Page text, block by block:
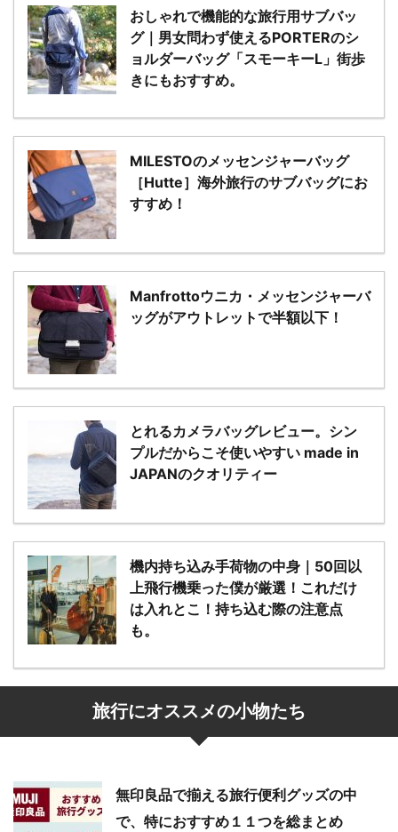
おしゃれで機能的な旅行用サブバッ
グ｜男女問わず使えるPORTERのシ
ョルダーバッグ「スモーキーL」街歩
きにもおすすめ。
MILESTOのメッセンジャーバッグ
［Hutte］海外旅行のサブバッグにお
すすめ！
Manfrottoウニカ・メッセンジャーバ
ッグがアウトレットで半額以下！
とれるカメラバッグレビュー。シン
プルだからこそ使いやすい made in
JAPANのクオリティー
機内持ち込み手荷物の中身｜50回以
上飛行機乗った僕が厳選！これだけ
は入れとこ！持ち込む際の注意点
も。
旅行にオススメの小物たち
無印良品で揃える旅行便利グッズの中
で、特におすすめ１１つを総まとめ